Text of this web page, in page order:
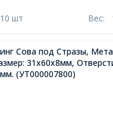
10 шт Вес:
Сова под Стразы,
31х60х8мм,
(УТ000007800)